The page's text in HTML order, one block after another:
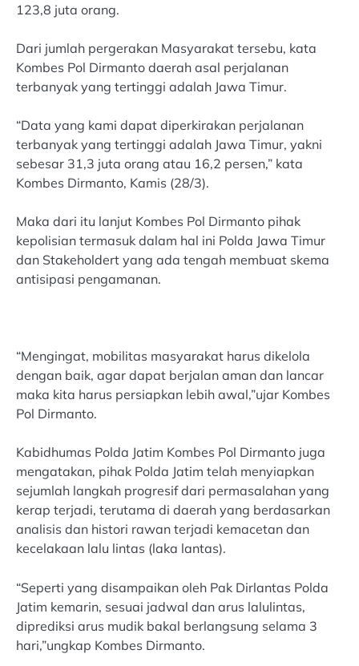
123,8 juta orang.
Dari jumlah pergerakan Masyarakat tersebu, kata
Kombes Pol Dirmanto daerah asal perjalanan
terbanyak yang tertinggi adalah Jawa Timur.
“Data yang kami dapat diperkirakan perjalanan
terbanyak yang tertinggi adalah Jawa Timur, yakni
sebesar 31,3 juta orang atau 16,2 persen,” kata
Kombes Dirmanto, Kamis (28/3).
Maka dari itu lanjut Kombes Pol Dirmanto pihak
kepolisian termasuk dalam hal ini Polda Jawa Timur
dan Stakeholdert yang ada tengah membuat skema
antisipasi pengamanan.
“Mengingat, mobilitas masyarakat harus dikelola
dengan baik, agar dapat berjalan aman dan lancar
maka kita harus persiapkan lebih awal,”ujar Kombes
Pol Dirmanto.
Kabidhumas Polda Jatim Kombes Pol Dirmanto juga
mengatakan, pihak Polda Jatim telah menyiapkan
sejumlah langkah progresif dari permasalahan yang
kerap terjadi, terutama di daerah yang berdasarkan
analisis dan histori rawan terjadi kemacetan dan
kecelakaan lalu lintas (laka lantas).
“Seperti yang disampaikan oleh Pak Dirlantas Polda
Jatim kemarin, sesuai jadwal dan arus lalulintas,
diprediksi arus mudik bakal berlangsung selama 3
hari,”ungkap Kombes Dirmanto.